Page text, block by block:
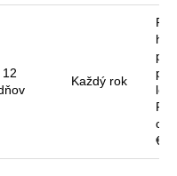
Každý rok
€.